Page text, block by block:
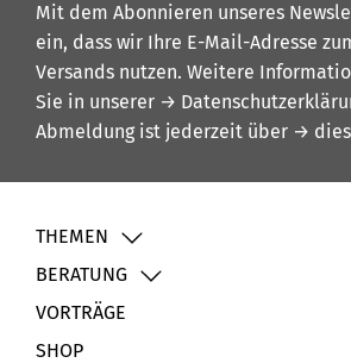
Mit dem Abonnieren unseres
ein, dass wir Ihre E-Mail-Adresse
Versands nutzen. Weitere
Sie in unserer →
Abmeldung ist jederzeit über →
THEMEN
BERATUNG
VORTRÄGE
SHOP